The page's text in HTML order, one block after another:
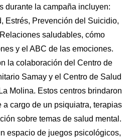
durante la campaña incluyen:
Estrés, Prevención del Suicidio,
saludables, cómo
y el ABC de las emociones.
la colaboración del Centro de
Samay y el Centro de Salud
Molina. Estos centros brindaron
a cargo de un psiquiatra, terapias
sobre temas de salud mental.
espacio de juegos psicológicos,